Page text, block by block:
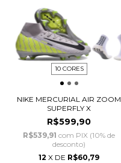
10 CORES
NIKE MERCURIAL AIR ZOOM
SUPERFLY X
R$599,90
R$539,91 com PIX (10% de
desconto)
12 X DE R$60,79